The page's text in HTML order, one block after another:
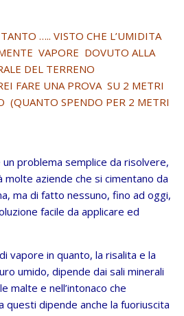
….. VISTO CHE L’UMIDITA
VAPORE DOVUTO ALLA
DEL TERRENO
FARE UNA PROVA SU 2 METRI
(QUANTO SPENDO PER 2 METRI
un problema semplice da risolvere,
aziende che si cimentano da
ma di fatto nessuno, fino ad oggi,
facile da applicare ed
vapore in quanto, la risalita e la
umido, dipende dai sali minerali
malte e nell’intonaco che
questi dipende anche la fuoriuscita